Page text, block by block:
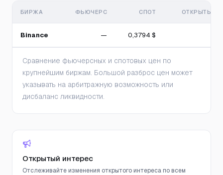
БИРЖА ФЬЮЧЕРС СПОТ ОТКРЫТЫЙ
Binance — 0,3794 $
Сравнение фьючерсных и спотовых цен по
крупнейшим биржам. Большой разброс цен может
указывать на арбитражную возможность или
дисбаланс ликвидности.
Открытый интерес
Отслеживайте изменения открытого интереса по всем